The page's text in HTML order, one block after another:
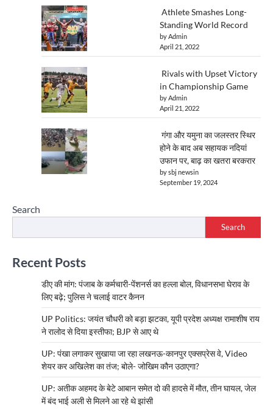
Athlete Smashes Long-
Standing World Record
by Admin
April 21, 2022
Rivals with Upset Victory
in Championship Game
by Admin
April 21, 2022
गंगा और यमुना का जलस्तर स्थिर
होने के बाद अब सहायक नदियां
उफान पर, बाढ़ का खतरा बरकरार
by sbj newsin
September 19, 2024
Search
Search
Recent Posts
डीए की मांग: पंजाब के कर्मचारी-पेंशनर्स का हल्ला बोल, विधानसभा घेराव के
लिए बढ़े; पुलिस ने चलाई वाटर कैनन
UP Politics: जयंत चौधरी को बड़ा झटका, यूपी प्रदेश अध्यक्ष रामाशीष राय
ने रालोद से दिया इस्तीफा; BJP से आए थे
UP: पंखा लगाकर सुखाया जा रहा लखनऊ-कानपुर एक्सप्रेस वे, Video
शेयर कर अखिलेश का तंज; बोले- जोखिम कौन उठाएगा?
UP: अतीक अहमद के बेटे आबान समेत दो की हादसे में मौत, तीन घायल, जेल
में बंद भाई अली से मिलने आ रहे थे झांसी